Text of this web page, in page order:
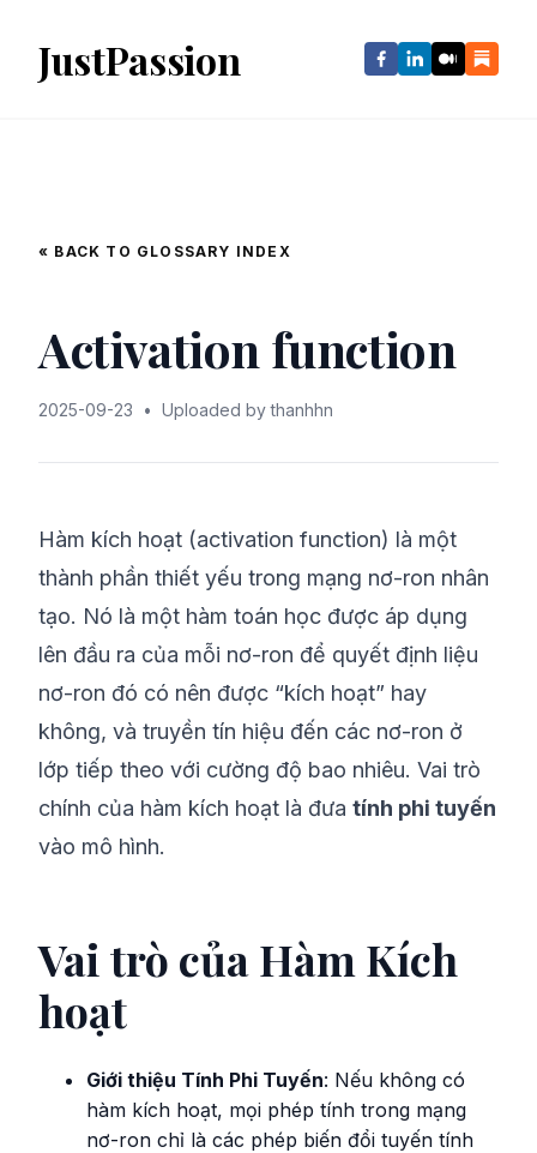
JustPassion
« BACK TO GLOSSARY INDEX
Activation function
2025-09-23 • Uploaded by thanhhn
Hàm kích hoạt (activation function) là một
thành phần thiết yếu trong mạng nơ-ron nhân
tạo. Nó là một hàm toán học được áp dụng
lên đầu ra của mỗi nơ-ron để quyết định liệu
nơ-ron đó có nên được “kích hoạt” hay
không, và truyền tín hiệu đến các nơ-ron ở
lớp tiếp theo với cường độ bao nhiêu. Vai trò
chính của hàm kích hoạt là đưa tính phi tuyến
vào mô hình.
Vai trò của Hàm Kích
hoạt
Giới thiệu Tính Phi Tuyến: Nếu không có
hàm kích hoạt, mọi phép tính trong mạng
nơ-ron chỉ là các phép biến đổi tuyến tính